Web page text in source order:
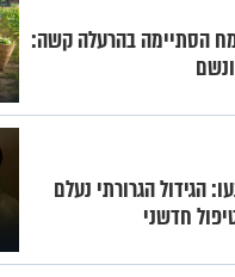
הסתיימה בהרעלה קשה:
הגידול הגרורתי נעלם
חדשני